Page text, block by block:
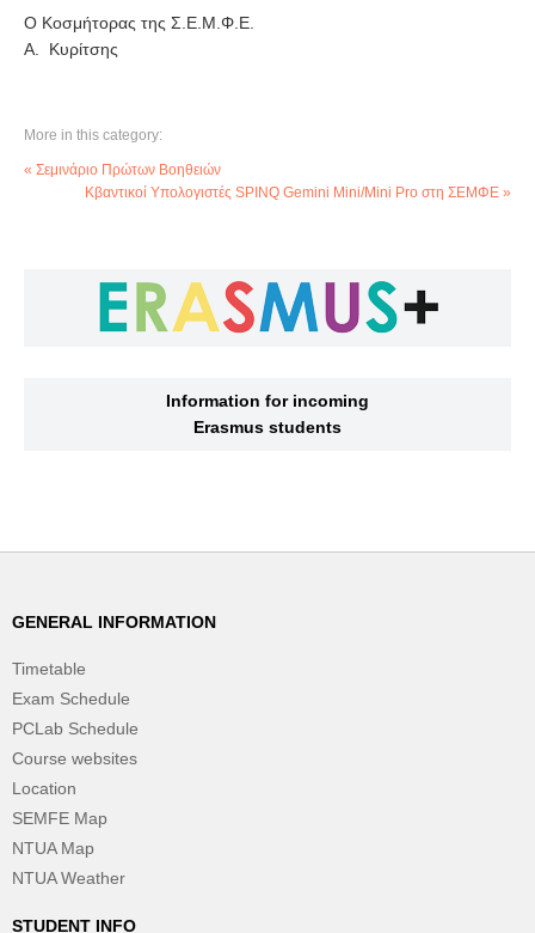
Ο Κοσμήτορας της Σ.Ε.Μ.Φ.Ε.
Α. Κυρίτσης
More in this category:
« Σεμινάριο Πρώτων Βοηθειών
Κβαντικοί Υπολογιστές SPINQ Gemini Mini/Mini Pro στη ΣΕΜΦΕ »
Information for incoming
Erasmus students
GENERAL INFORMATION
Timetable
Exam Schedule
PCLab Schedule
Course websites
Location
SEMFE Map
NTUA Map
NTUA Weather
STUDENT INFO